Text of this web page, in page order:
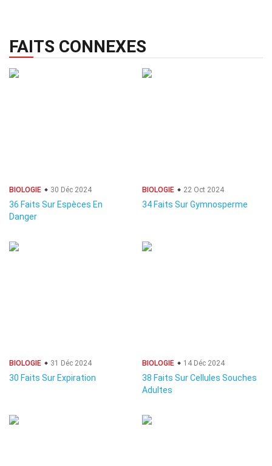
FAITS CONNEXES
BIOLOGIE 30 Déc 2024
36 Faits Sur Espèces En
Danger
BIOLOGIE 22 Oct 2024
34 Faits Sur Gymnosperme
BIOLOGIE 31 Déc 2024
30 Faits Sur Expiration
BIOLOGIE 14 Déc 2024
38 Faits Sur Cellules Souches
Adultes